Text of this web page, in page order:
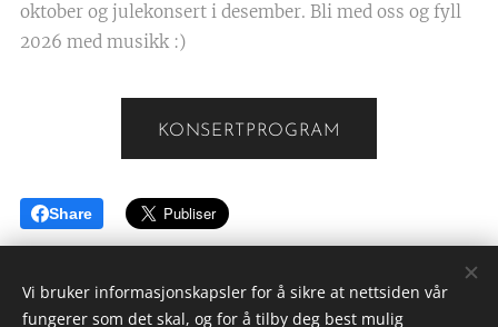
oktober og julekonsert i desember. Bli med oss og fyll
2026 med musikk :)
KONSERTPROGRAM
Share
Vi bruker informasjonskapsler for å sikre at nettsiden vår
fungerer som det skal, og for å tilby deg best mulig